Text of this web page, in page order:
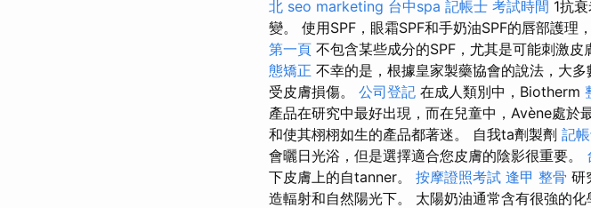
北 seo marketing 台中spa 記帳士 考試時間 1抗
變。 使用SPF，眼霜SPF和手奶油SPF的唇部護理
第一頁 不包含某些成分的SPF，尤其是可能刺激
態矯正 不幸的是，根據皇家製藥協會的說法，大
受皮膚損傷。 公司登記 在成人類別中，Biotherm
產品在研究中最好出現，而在兒童中，Avène處於
和使其栩栩如生的產品都著迷。 自我ta劑製劑 記
會曬日光浴，但是選擇適合您皮膚的陰影很重要。
下皮膚上的自tanner。 按摩證照考試 逢甲 整骨 研
造輻射和自然陽光下。 太陽奶油通常含有很強的